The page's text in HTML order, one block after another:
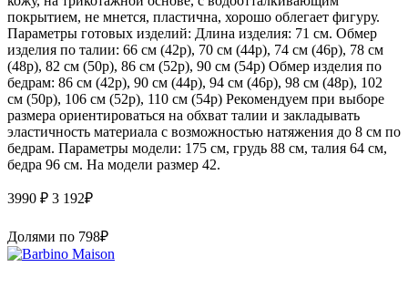
покрытием, не мнется, пластична, хорошо облегает фигуру.
Параметры готовых изделий: Длина изделия: 71 см. Обмер
изделия по талии: 66 см (42р), 70 см (44р), 74 см (46р), 78 см
(48р), 82 см (50р), 86 см (52р), 90 см (54р) Обмер изделия по
бедрам: 86 см (42р), 90 см (44р), 94 см (46р), 98 см (48р), 102
см (50р), 106 см (52р), 110 см (54р) Рекомендуем при выборе
размера ориентироваться на обхват талии и закладывать
эластичность материала с возможностью натяжения до 8 см по
бедрам. Параметры модели: 175 см, грудь 88 см, талия 64 см,
бедра 96 см. На модели размер 42.
3990 ₽ 3 192₽
Долями по 798₽